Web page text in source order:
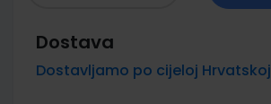
Dostava
Dostavljamo po cijeloj Hrvatskoj